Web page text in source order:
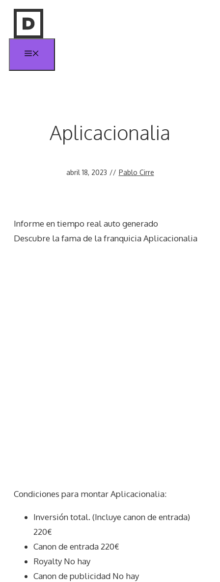
Saltar
contenido
Aplicacionalia
abril 18, 2023 // Pablo Cirre
Informe en tiempo real auto generado
Descubre la fama de la franquicia Aplicacionalia
Condiciones para montar Aplicacionalia:
Inversión total. (Incluye canon de entrada)
220€
Canon de entrada 220€
Royalty No hay
Canon de publicidad No hay